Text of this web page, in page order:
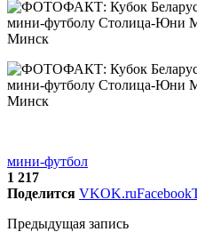
мини-футбол
1 217
Поделится VKOK.ruFacebook
Предыдущая запись